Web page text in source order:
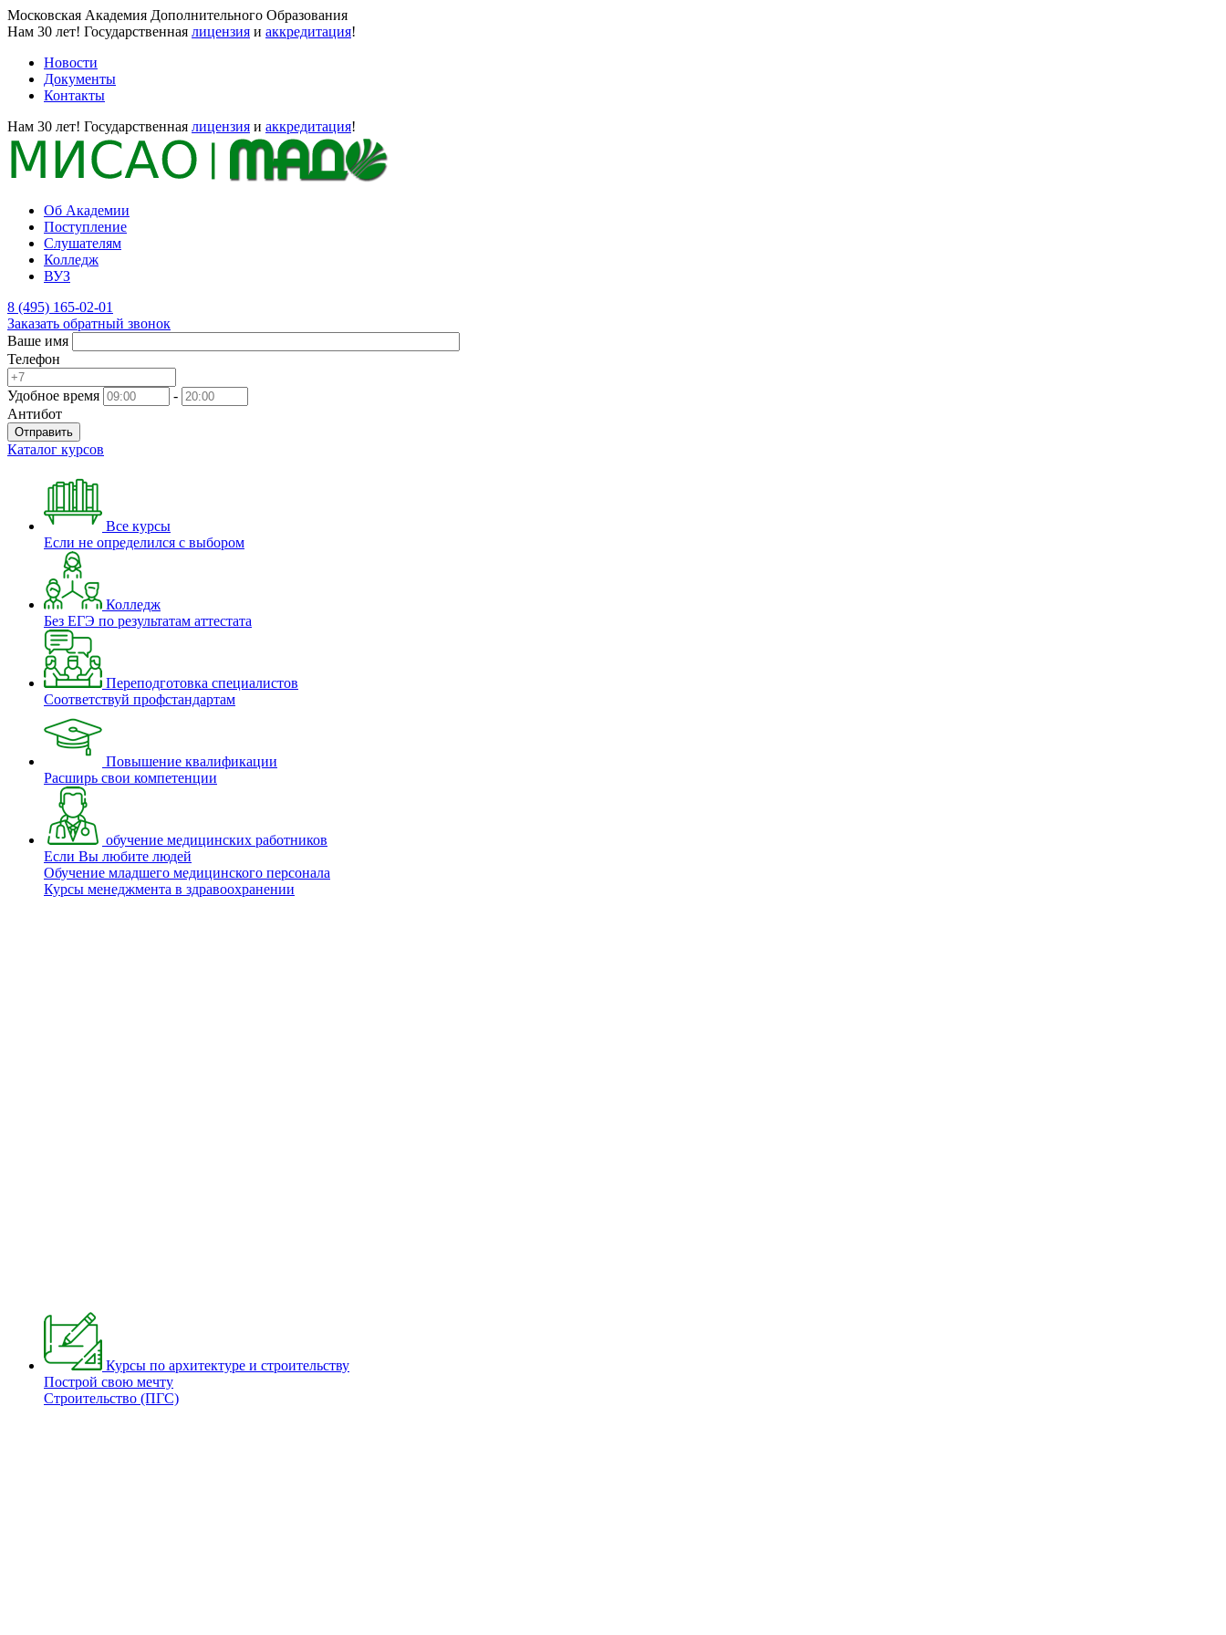
Московская Академия Дополнительного Образования
Нам 30 лет! Государственная лицензия и аккредитация!
Новости
Документы
Контакты
Нам 30 лет! Государственная лицензия и аккредитация!
Об Академии
Поступление
Слушателям
Колледж
ВУЗ
8 (495) 165-02-01
Заказать обратный звонок
Ваше имя
Телефон
Удобное время
-
Антибот
Отправить
Каталог курсов
Все курсы
Если не определился с выбором
Колледж
Без ЕГЭ по результатам аттестата
Переподготовка специалистов
Соответствуй профстандартам
Повышение квалификации
Расширь свои компетенции
обучение медицинских работников
Если Вы любите людей
Обучение младшего медицинского персонала
Курсы менеджмента в здравоохранении
Курсы по архитектуре и строительству
Построй свою мечту
Строительство (ПГС)